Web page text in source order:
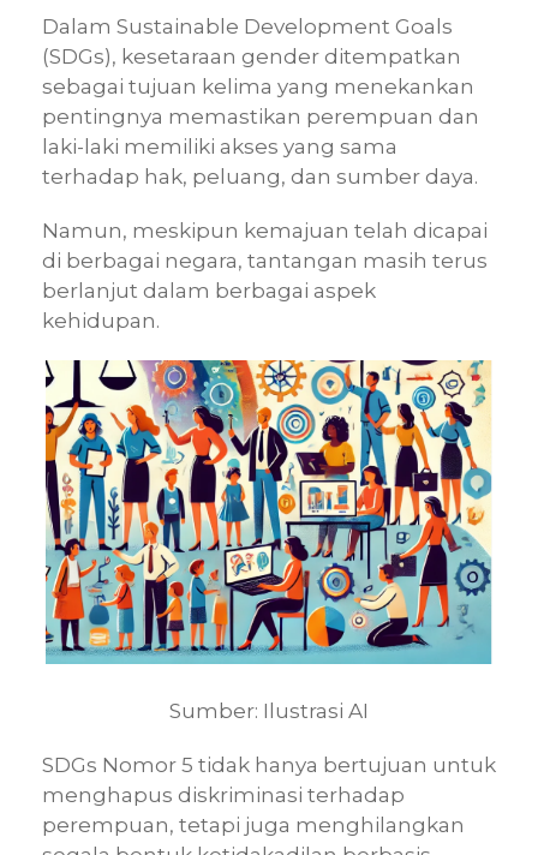
Dalam Sustainable Development Goals
(SDGs), kesetaraan gender ditempatkan
sebagai tujuan kelima yang menekankan
pentingnya memastikan perempuan dan
laki-laki memiliki akses yang sama
terhadap hak, peluang, dan sumber daya.
Namun, meskipun kemajuan telah dicapai
di berbagai negara, tantangan masih terus
berlanjut dalam berbagai aspek
kehidupan.
Sumber: Ilustrasi AI
SDGs Nomor 5 tidak hanya bertujuan untuk
menghapus diskriminasi terhadap
perempuan, tetapi juga menghilangkan